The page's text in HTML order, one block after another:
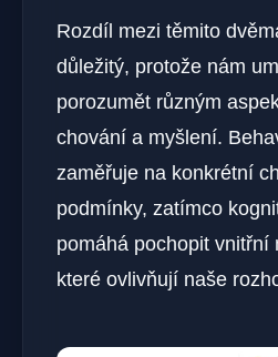
Rozdíl mezi těmito
důležitý, protože nám
porozumět různým
chování a myšlení.
zaměřuje na konkrétní
podmínky, zatímco
pomáhá pochopit vnitřní
které ovlivňují naše